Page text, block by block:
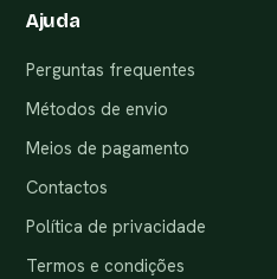
Ajuda
Perguntas frequentes
Métodos de envio
Meios de pagamento
Contactos
Política de privacidade
Termos e condições